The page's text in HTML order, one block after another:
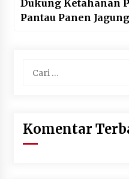
Dukung Ketahanan
Pantau Panen
untuk:
Komentar